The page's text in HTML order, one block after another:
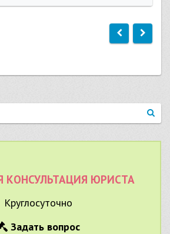
КОНСУЛЬТАЦИЯ ЮРИСТА
Круглосуточно
Задать вопрос